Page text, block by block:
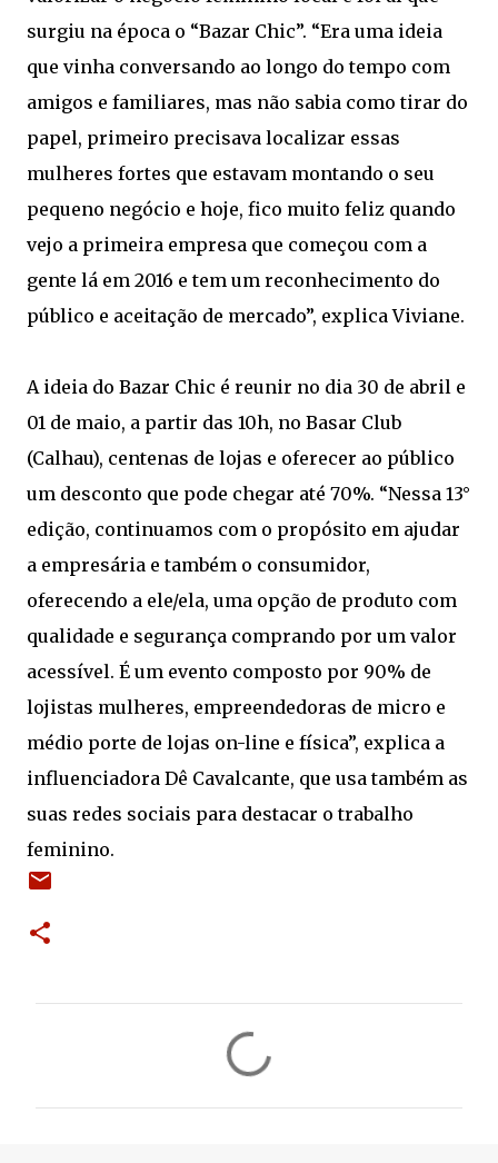
surgiu na época o “Bazar Chic”. “Era uma ideia
que vinha conversando ao longo do tempo com
amigos e familiares, mas não sabia como tirar do
papel, primeiro precisava localizar essas
mulheres fortes que estavam montando o seu
pequeno negócio e hoje, fico muito feliz quando
vejo a primeira empresa que começou com a
gente lá em 2016 e tem um reconhecimento do
público e aceitação de mercado”, explica Viviane.
A ideia do Bazar Chic é reunir no dia 30 de abril e
01 de maio, a partir das 10h, no Basar Club
(Calhau), centenas de lojas e oferecer ao público
um desconto que pode chegar até 70%. “Nessa 13°
edição, continuamos com o propósito em ajudar
a empresária e também o consumidor,
oferecendo a ele/ela, uma opção de produto com
qualidade e segurança comprando por um valor
acessível. É um evento composto por 90% de
lojistas mulheres, empreendedoras de micro e
médio porte de lojas on-line e física”, explica a
influenciadora Dê Cavalcante, que usa também as
suas redes sociais para destacar o trabalho
feminino.